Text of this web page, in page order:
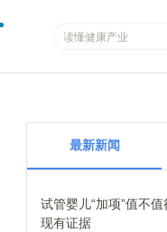
最新新闻
试管婴儿“加项”值不
现有证据